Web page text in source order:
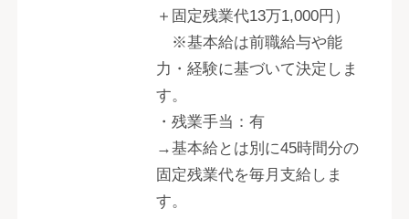
＋固定残業代13万1,000円）
※基本給は前職給与や能
力・経験に基づいて決定しま
す。
・残業手当：有
→基本給とは別に45時間分の
固定残業代を毎月支給しま
す。